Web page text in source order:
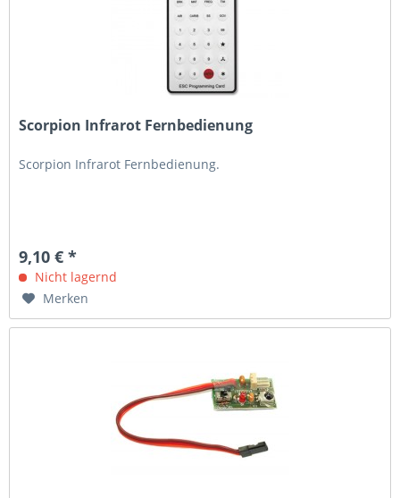
Scorpion Infrarot Fernbedienung
Scorpion Infrarot Fernbedienung.
9,10 € *
Nicht lagernd
Merken